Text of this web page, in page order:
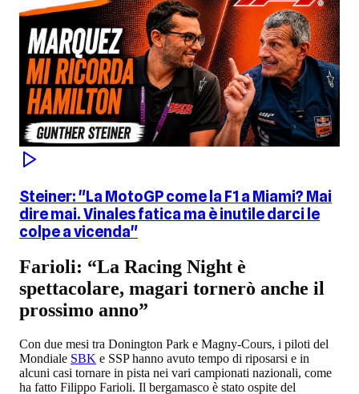
Steiner: "La MotoGP come la F1 a Miami? Mai
dire mai. Vinales fatica ma è inutile darci le
colpe a vicenda"
Farioli: “La Racing Night è
spettacolare, magari tornerò anche il
prossimo anno”
Con due mesi tra Donington Park e Magny-Cours, i piloti del
Mondiale SBK e SSP hanno avuto tempo di riposarsi e in
alcuni casi tornare in pista nei vari campionati nazionali, come
ha fatto Filippo Farioli. Il bergamasco è stato ospite del